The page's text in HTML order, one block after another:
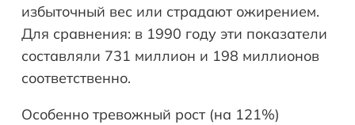
избыточный вес или страдают ожирением.
Для сравнения: в 1990 году эти показатели
составляли 731 миллион и 198 миллионов
соответственно.
Особенно тревожный рост (на 121%)